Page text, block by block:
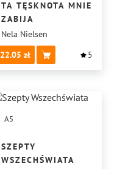
TA TĘSKNOTA MNIE
ZABIJA
Nela Nielsen
22.05
5
A5
SZEPTY
WSZECHŚWIATA